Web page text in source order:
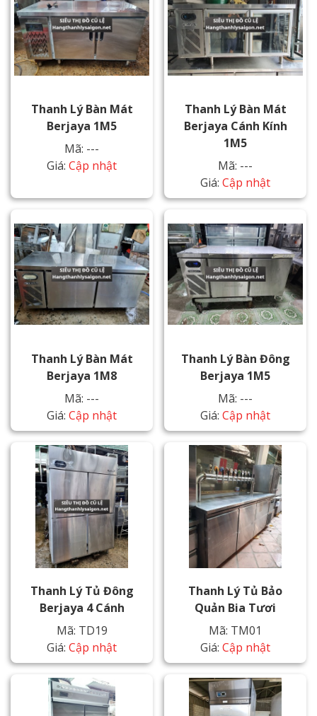
Thanh Lý Bàn Mát
Berjaya 1M5
Mã: ---
Giá: Cập nhật
Thanh Lý Bàn Mát
Berjaya Cánh Kính
1M5
Mã: ---
Giá: Cập nhật
Thanh Lý Bàn Mát
Berjaya 1M8
Mã: ---
Giá: Cập nhật
Thanh Lý Bàn Đông
Berjaya 1M5
Mã: ---
Giá: Cập nhật
Thanh Lý Tủ Đông
Berjaya 4 Cánh
Mã: TD19
Giá: Cập nhật
Thanh Lý Tủ Bảo
Quản Bia Tươi
Mã: TM01
Giá: Cập nhật